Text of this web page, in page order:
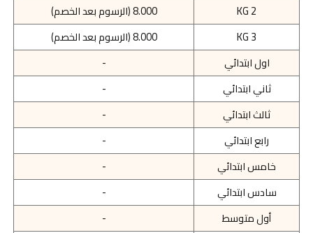
KG 2
8.000 (الرسوم بعد الخصم)
KG 3
8.000 (الرسوم بعد الخصم)
اول ابتدائي
-
ثاني ابتدائي
-
ثالث ابتدائي
-
رابع ابتدائي
-
خامس ابتدائي
-
سادس ابتدائي
-
أول متوسط
-